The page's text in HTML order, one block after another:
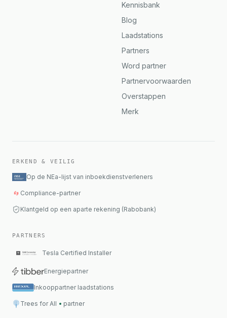
Kennisbank
Blog
Laadstations
Partners
Word partner
Partnervoorwaarden
Overstappen
Merk
ERKEND & VEILIG
Op de NEa-lijst van inboekdienstverleners
Compliance-partner
Klantgeld op een aparte rekening (Rabobank)
PARTNERS
Tesla Certified Installer
Energiepartner
Inkooppartner laadstations
Trees for All • partner